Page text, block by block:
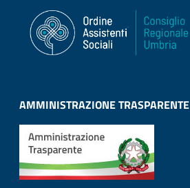
AMMINISTRAZIONE TRASPARENTE